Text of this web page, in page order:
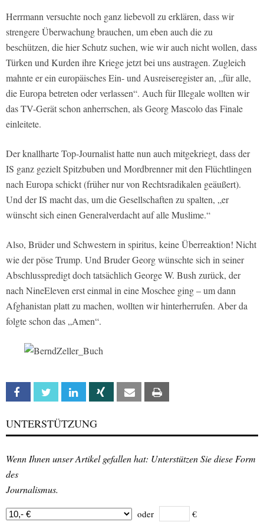
Herrmann versuchte noch ganz liebevoll zu erklären, dass wir
strengere Überwachung brauchen, um eben auch die zu
beschützen, die hier Schutz suchen, wie wir auch nicht wollen, dass
Türken und Kurden ihre Kriege jetzt bei uns austragen. Zugleich
mahnte er ein europäisches Ein- und Ausreiseregister an, „für alle,
die Europa betreten oder verlassen“. Auch für Illegale wollten wir
das TV-Gerät schon anherrschen, als Georg Mascolo das Finale
einleitete.
Der knallharte Top-Journalist hatte nun auch mitgekriegt, dass der
IS ganz gezielt Spitzbuben und Mordbrenner mit den Flüchtlingen
nach Europa schickt (früher nur von Rechtsradikalen geäußert).
Und der IS macht das, um die Gesellschaften zu spalten, „er
wünscht sich einen Generalverdacht auf alle Muslime.“
Also, Brüder und Schwestern in spiritus, keine Überreaktion! Nicht
wie der pöse Trump. Und Bruder Georg wünschte sich in seiner
Abschlusspredigt doch tatsächlich George W. Bush zurück, der
nach NineEleven erst einmal in eine Moschee ging – um dann
Afghanistan platt zu machen, wollten wir hinterherrufen. Aber da
folgte schon das „Amen“.
Facebook Twitter Linkedin Xing Email
UNTERSTÜTZUNG
Wenn Ihnen unser Artikel gefallen hat: Unterstützen Sie diese Form
des
Journalismus.
oder €